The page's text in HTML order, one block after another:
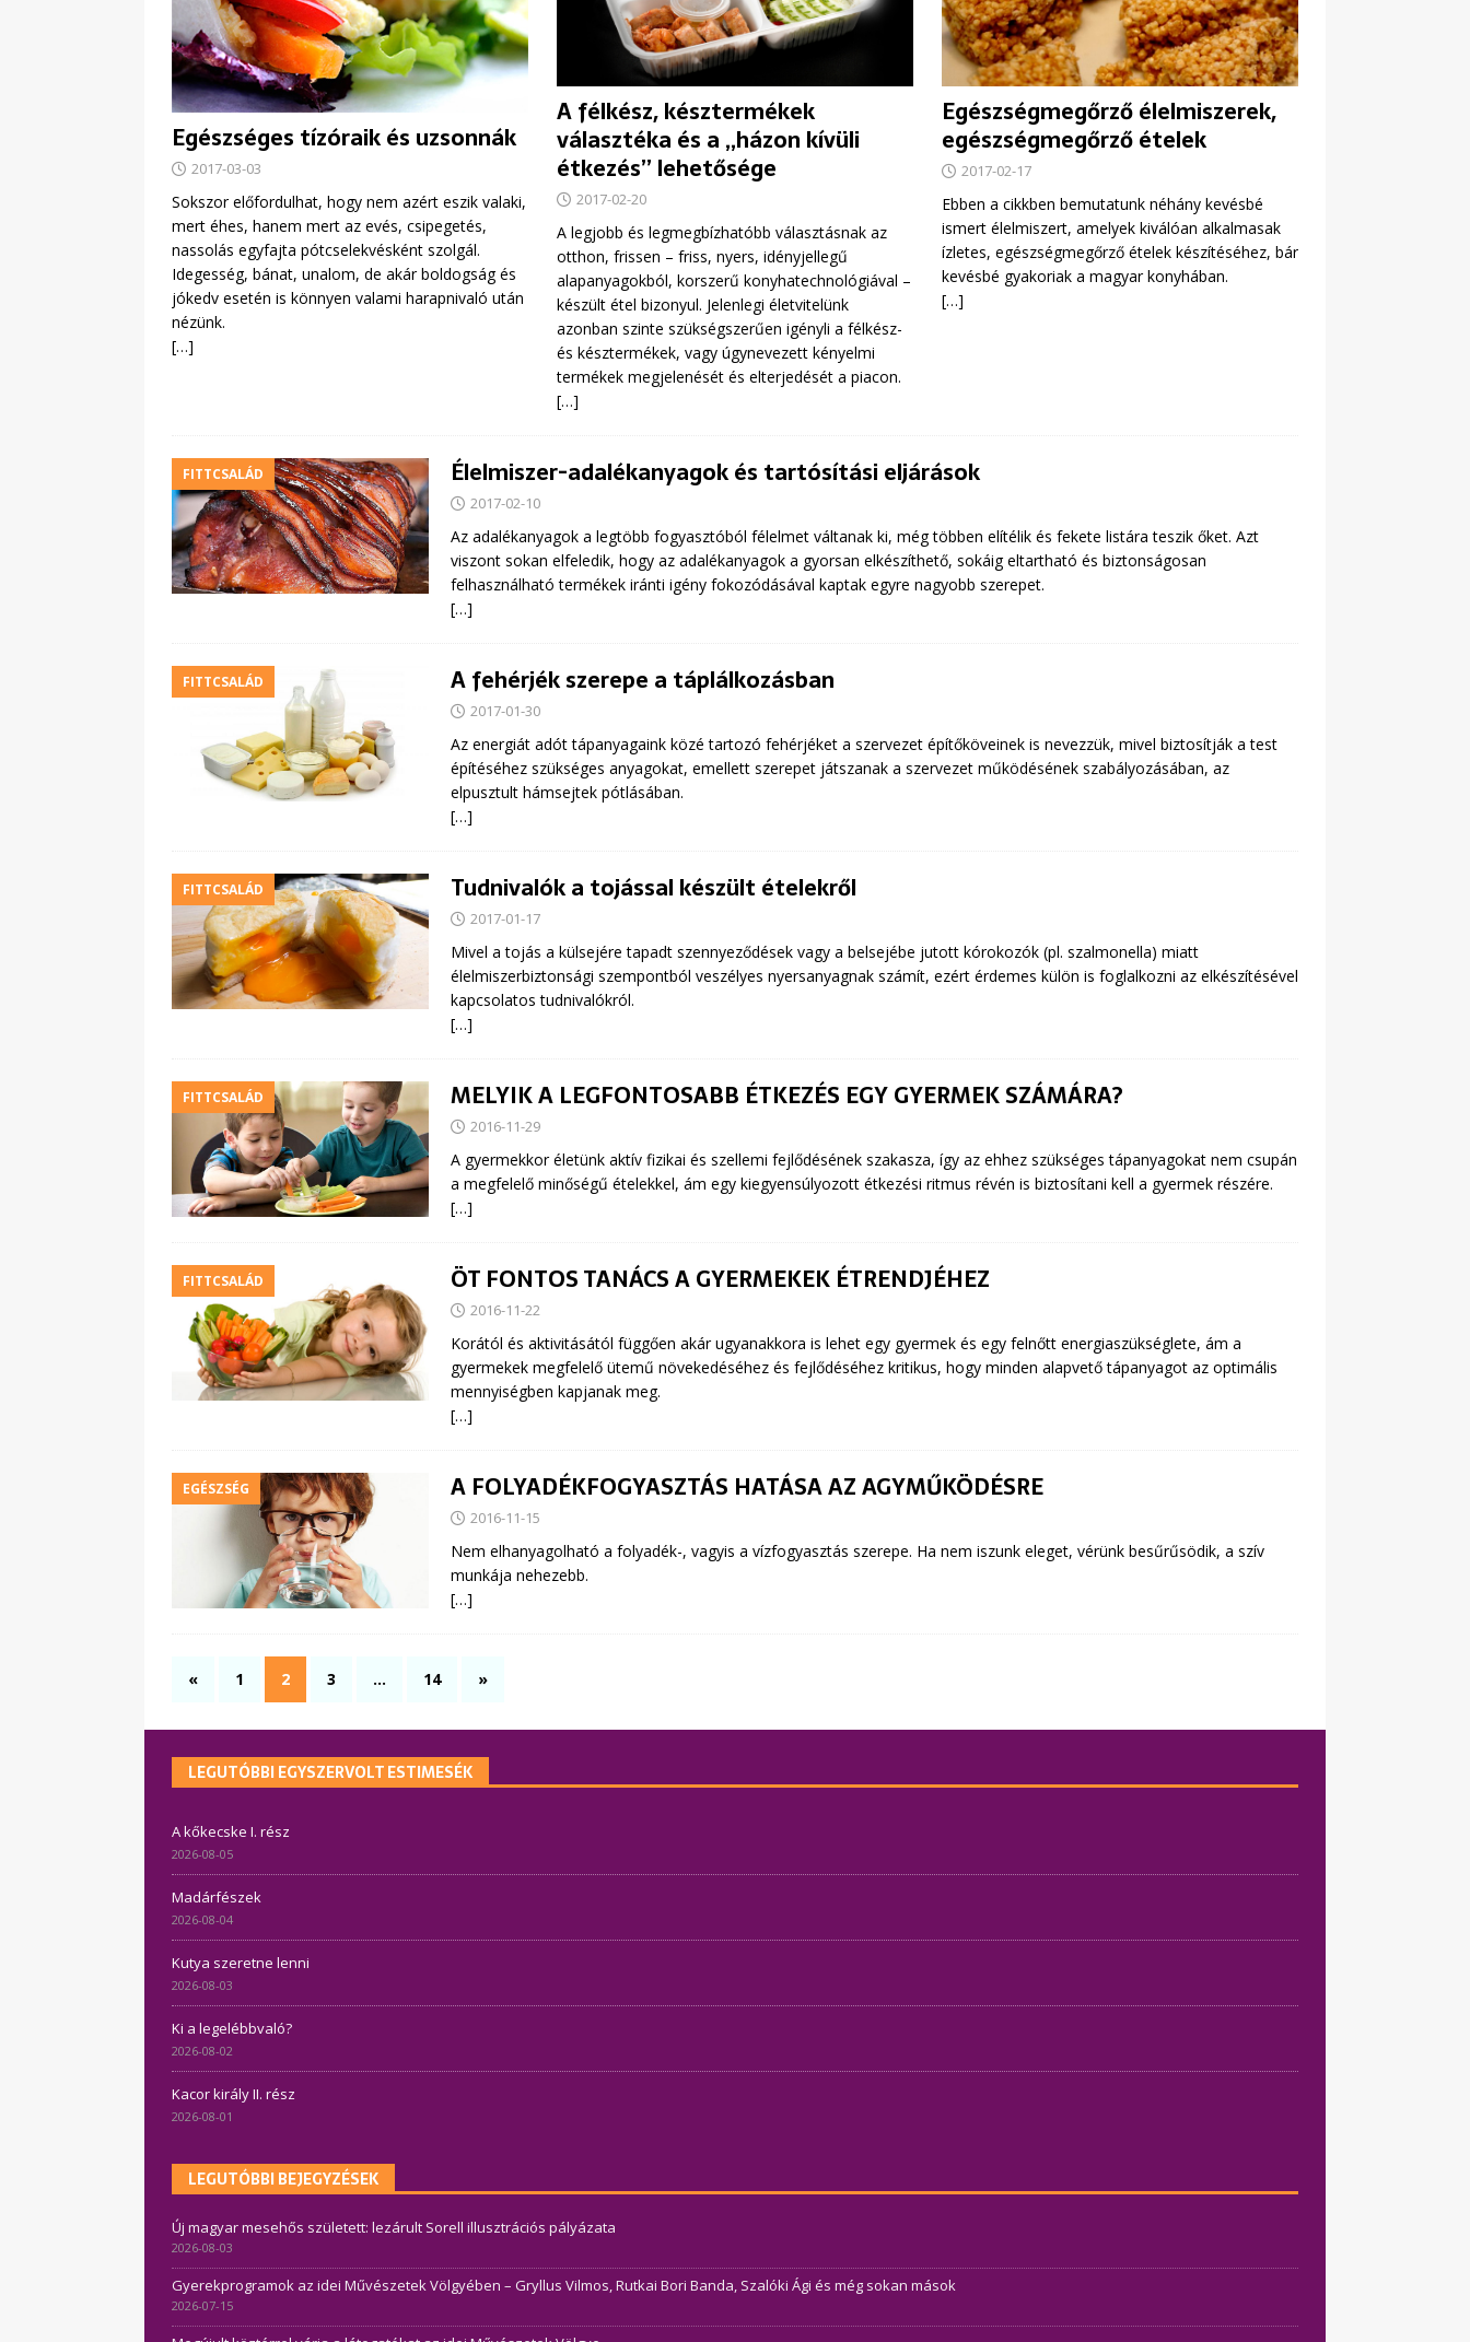
Egészséges tízóraik és uzsonnák
2017-03-03
Sokszor előfordulhat, hogy nem azért eszik valaki,
mert éhes, hanem mert az evés, csipegetés,
nassolás egyfajta pótcselekvésként szolgál.
Idegesség, bánat, unalom, de akár boldogság és
jókedv esetén is könnyen valami harapnivaló után
nézünk.
[…]
A félkész, késztermékek
választéka és a „házon kívüli
étkezés” lehetősége
2017-02-20
A legjobb és legmegbízhatóbb választásnak az
otthon, frissen – friss, nyers, idényjellegű
alapanyagokból, korszerű konyhatechnológiával –
készült étel bizonyul. Jelenlegi életvitelünk
azonban szinte szükségszerűen igényli a félkész-
és késztermékek, vagy úgynevezett kényelmi
termékek megjelenését és elterjedését a piacon.
[…]
Egészségmegőrző élelmiszerek,
egészségmegőrző ételek
2017-02-17
Ebben a cikkben bemutatunk néhány kevésbé
ismert élelmiszert, amelyek kiválóan alkalmasak
ízletes, egészségmegőrző ételek készítéséhez, bár
kevésbé gyakoriak a magyar konyhában.
[…]
FITTCSALÁD Élelmiszer-adalékanyagok és tartósítási eljárások
2017-02-10
Az adalékanyagok a legtöbb fogyasztóból félelmet váltanak ki, még többen elítélik és fekete listára teszik őket. Azt
viszont sokan elfeledik, hogy az adalékanyagok a gyorsan elkészíthető, sokáig eltartható és biztonságosan
felhasználható termékek iránti igény fokozódásával kaptak egyre nagyobb szerepet.
[…]
FITTCSALÁD A fehérjék szerepe a táplálkozásban
2017-01-30
Az energiát adót tápanyagaink közé tartozó fehérjéket a szervezet építőköveinek is nevezzük, mivel biztosítják a test
építéséhez szükséges anyagokat, emellett szerepet játszanak a szervezet működésének szabályozásában, az
elpusztult hámsejtek pótlásában.
[…]
FITTCSALÁD Tudnivalók a tojással készült ételekről
2017-01-17
Mivel a tojás a külsejére tapadt szennyeződések vagy a belsejébe jutott kórokozók (pl. szalmonella) miatt
élelmiszerbiztonsági szempontból veszélyes nyersanyagnak számít, ezért érdemes külön is foglalkozni az elkészítésével
kapcsolatos tudnivalókról.
[…]
FITTCSALÁD MELYIK A LEGFONTOSABB ÉTKEZÉS EGY GYERMEK SZÁMÁRA?
2016-11-29
A gyermekkor életünk aktív fizikai és szellemi fejlődésének szakasza, így az ehhez szükséges tápanyagokat nem csupán
a megfelelő minőségű ételekkel, ám egy kiegyensúlyozott étkezési ritmus révén is biztosítani kell a gyermek részére.
[…]
FITTCSALÁD ÖT FONTOS TANÁCS A GYERMEKEK ÉTRENDJÉHEZ
2016-11-22
Korától és aktivitásától függően akár ugyanakkora is lehet egy gyermek és egy felnőtt energiaszükséglete, ám a
gyermekek megfelelő ütemű növekedéséhez és fejlődéséhez kritikus, hogy minden alapvető tápanyagot az optimális
mennyiségben kapjanak meg.
[…]
EGÉSZSÉG A FOLYADÉKFOGYASZTÁS HATÁSA AZ AGYMŰKÖDÉSRE
2016-11-15
Nem elhanyagolható a folyadék-, vagyis a vízfogyasztás szerepe. Ha nem iszunk eleget, vérünk besűrűsödik, a szív
munkája nehezebb.
[…]
« 1 2 3 … 14 »
LEGUTÓBBI EGYSZERVOLT ESTIMESÉK
A kőkecske I. rész
2026-08-05
Madárfészek
2026-08-04
Kutya szeretne lenni
2026-08-03
Ki a legelébbvaló?
2026-08-02
Kacor király II. rész
2026-08-01
LEGUTÓBBI BEJEGYZÉSEK
Új magyar mesehős született: lezárult Sorell illusztrációs pályázata
2026-08-03
Gyerekprogramok az idei Művészetek Völgyében – Gryllus Vilmos, Rutkai Bori Banda, Szalóki Ági és még sokan mások
2026-07-15